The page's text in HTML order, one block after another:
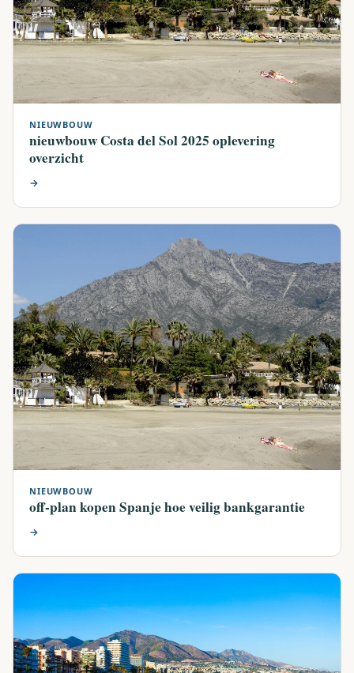
NIEUWBOUW
nieuwbouw Costa del Sol 2025 oplevering
overzicht
→
NIEUWBOUW
off-plan kopen Spanje hoe veilig bankgarantie
→